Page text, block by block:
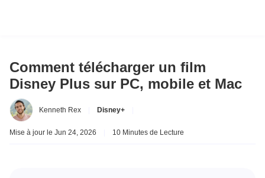
Comment télécharger un film
Disney Plus sur PC, mobile et Mac
Kenneth Rex Disney+
Mise à jour le Jun 24, 2026 10 Minutes de Lecture